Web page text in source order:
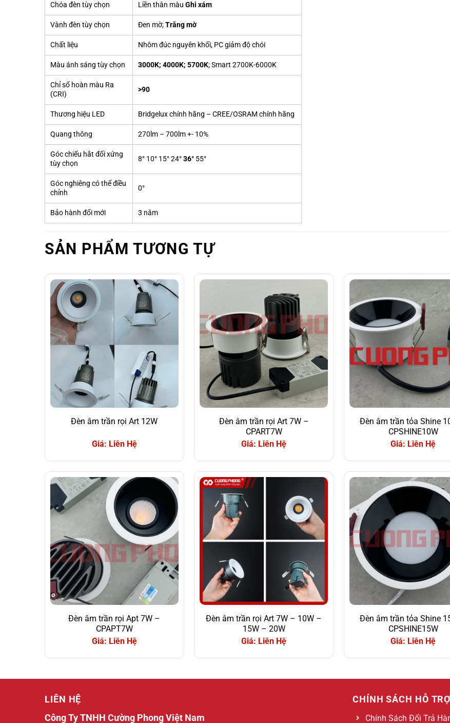
Chóa đèn tùy chọn Liền thân màu Ghi xám
Vành đèn tùy chọn Đen mờ;Trắng mờ
Chất liệu Nhôm đúc nguyên khối, PC giảm độ chói
Màu ánh sáng tùy chọn 3000K; 4000K; 5700K; Smart 2700K-6000K
Chỉ số hoàn màu Ra
(CRI)
>90
Thương hiệu LED Bridgelux chính hãng – CREE/OSRAM chính hãng
Quang thông 270lm – 700lm +- 10%
Góc chiếu hắt đối xứng
tùy chọn
8° 10° 15° 24°36° 55°
Góc nghiêng có thể điều
chỉnh
0°
Bảo hành đổi mới 3 năm
SẢN PHẨM TƯƠNG TỰ
Đèn âm trần rọi Art 12W
Giá: Liên Hệ
Đèn âm trần rọi Art 7W –
CPART7W
Giá: Liên Hệ
Đèn âm trần tỏa Shine
CPSHINE10W
Giá: Liên Hệ
Đèn âm trần rọi Apt 7W –
CPAPT7W
Giá: Liên Hệ
Đèn âm trần rọi Art 7W – 10W –
15W – 20W
Giá: Liên Hệ
Đèn âm trần tỏa Shine
CPSHINE15W
Giá: Liên Hệ
LIÊN HỆ
Công Ty TNHH Cường Phong Việt Nam
CHÍNH SÁCH HỖ TRỢ
Chính Sách Đổi Trả